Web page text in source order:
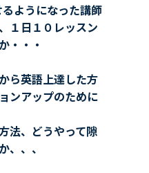
ようになった講師
１日１０レッスン
・・・
ら英語上達した方
ンアップのために
法、どうやって隙
、、、